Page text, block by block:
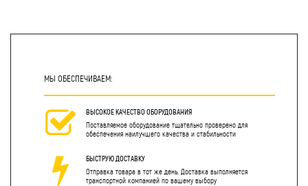
МЫ ОБЕСПЕЧИВАЕМ:
ВЫСОКОЕ КАЧЕСТВО ОБОРУДОВАНИЯ
Поставляемое оборудование тщательно проверено для
обеспечения наилучшего качества и стабильности
БЫСТРУЮ ДОСТАВКУ
Отправка товара в тот же день. Доставка выполняется
транспортной компанией по вашему выбору